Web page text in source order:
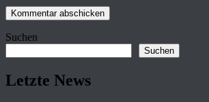
Suchen
Suchen
Letzte News